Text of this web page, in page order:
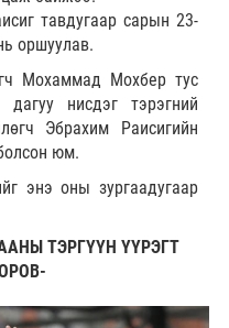
тавдугаар сарын 23-
оршуулав.
Мохаммад Мохбер тус
нисдэг тэрэгний
Эбрахим Раисигийн
юм.
энэ оны зургаадугаар
ТЭРГҮҮН ҮҮРЭГТ